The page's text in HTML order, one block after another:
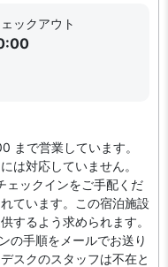
ックアウト
まで営業しています。
は対応していません。
ェックインをご手配くだ
ています。この宿泊施設
するよう求められます。
の手順をメールでお送り
スクのスタッフは不在と